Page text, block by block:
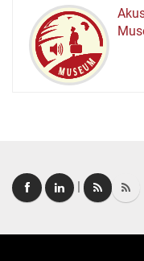
MUSEUM